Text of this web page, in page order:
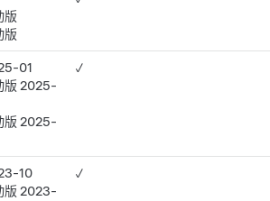
版
版
01
版 2025-
版 2025-
✓
10
版 2023-
✓